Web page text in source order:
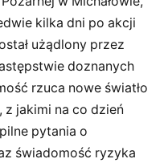
kilka dni po akcji
użądlony przez
doznanych
rzuca nowe światło
, z jakimi na co dzień
pytania o
świadomość ryzyka